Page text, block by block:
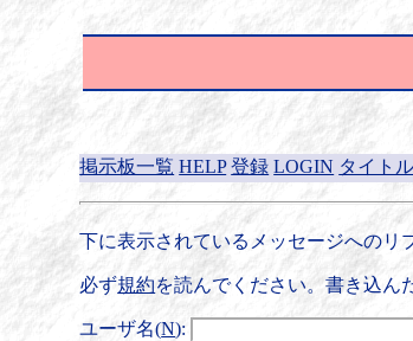
掲示板一覧 HELP 登録 LOGIN タイト
下に表示されているメッセージへのリ
必ず規約を読んでください。書き込ん
ユーザ名(N):